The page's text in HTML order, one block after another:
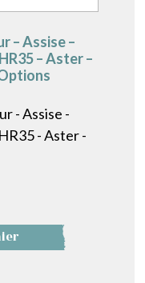
– Assise –
– Aster –
- Assise -
- Aster -